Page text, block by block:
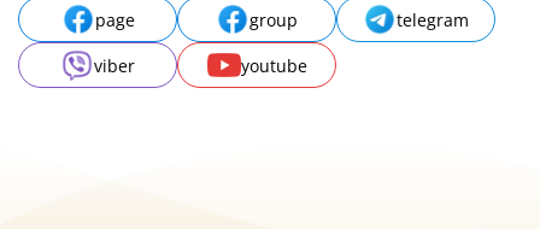
page group
telegram
viber
youtube